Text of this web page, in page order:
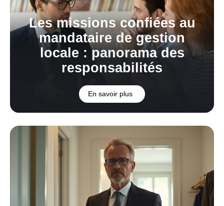
Les missions confiées au
mandataire de gestion
locale : panorama des
responsabilités
En savoir plus